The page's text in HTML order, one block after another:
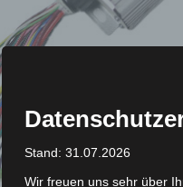
Stand: 31.07.2026
Wir freuen uns sehr über